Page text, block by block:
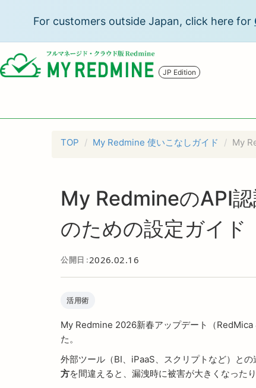
For customers outside Japan, click here for
JP Edition
TOP My Redmine 使いこなしガイド My
My RedmineのAPI
のための設定ガイド
公開日 2026.02.16
活用術
My Redmine 2026新春アップデート（
た。
外部ツール（BI、iPaaS、スクリプトなど）と
方を間違えると、漏洩時に被害が大きくなった